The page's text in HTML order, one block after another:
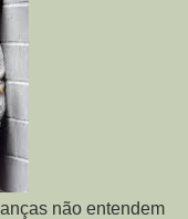
não entendem